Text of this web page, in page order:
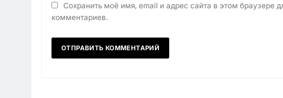
Сохранить моё имя, email и адрес сайта в этом браузере
комментариев.